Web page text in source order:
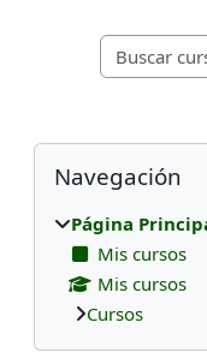
Bloques
Salta Navegación
Navegación
Página
Mis cursos
Mis cursos
Cursos